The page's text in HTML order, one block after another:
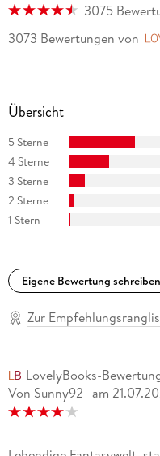
3075
3073 Bewertungen von
Übersicht
5 Sterne
4 Sterne
3 Sterne
2 Sterne
1 Stern
Eigene Bewertung schreiben
Zur
LovelyBooks-
Von Sunny92_ am